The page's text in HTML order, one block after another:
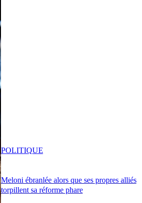
Meloni ébranlée alors que ses propres alliés
torpillent sa réforme phare
POLITIQUE